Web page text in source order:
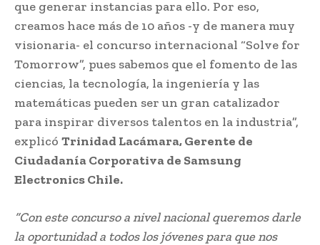
que generar instancias para ello. Por eso,
creamos hace más de 10 años -y de manera muy
visionaria- el concurso internacional “Solve for
Tomorrow”, pues sabemos que el fomento de las
ciencias, la tecnología, la ingeniería y las
matemáticas pueden ser un gran catalizador
para inspirar diversos talentos en la industria”,
explicó Trinidad Lacámara, Gerente de
Ciudadanía Corporativa de Samsung
Electronics Chile.
“Con este concurso a nivel nacional queremos darle
la oportunidad a todos los jóvenes para que nos